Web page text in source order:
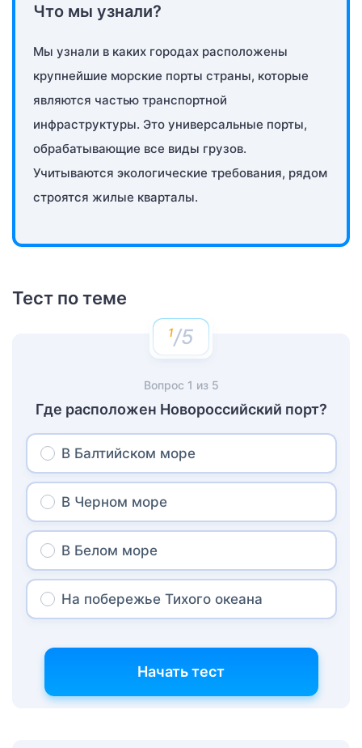
Что мы узнали?
Мы узнали в каких городах расположены
крупнейшие морские порты страны, которые
являются частью транспортной
инфраструктуры. Это универсальные порты,
обрабатывающие все виды грузов.
Учитываются экологические требования, рядом
строятся жилые кварталы.
Тест по теме
/5
Вопрос 1 из 5
Где расположен Новороссийский порт?
В Балтийском море
В Черном море
В Белом море
На побережье Тихого океана
Начать тест